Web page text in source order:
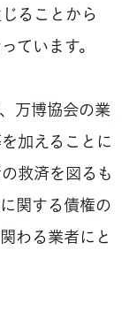
ることから
ています。
万博協会の業
加えることに
救済を図るも
関する債権の
わる業者にと